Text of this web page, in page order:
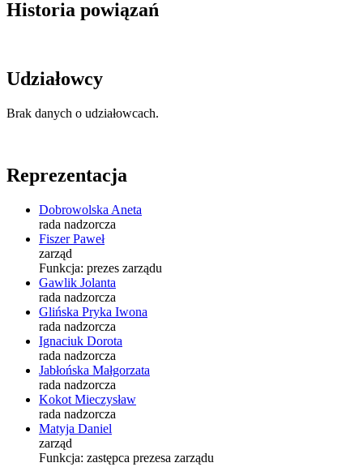
Historia powiązań
Udziałowcy
Brak danych o udziałowcach.
Reprezentacja
Dobrowolska Aneta
rada nadzorcza
Fiszer Paweł
zarząd
Funkcja: prezes zarządu
Gawlik Jolanta
rada nadzorcza
Glińska Pryka Iwona
rada nadzorcza
Ignaciuk Dorota
rada nadzorcza
Jabłońska Małgorzata
rada nadzorcza
Kokot Mieczysław
rada nadzorcza
Matyja Daniel
zarząd
Funkcja: zastępca prezesa zarządu